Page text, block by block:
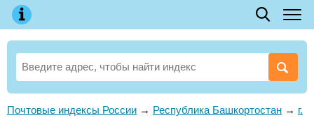
Почтовые индексы России → Республика Башкортостан → г.